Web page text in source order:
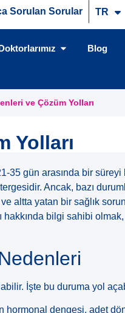
Sorulan Sorular TR
EN
Blog
ve Çözüm Yolları
Yolları
35 gün arasında bir
Ancak, bazı
altta yatan bir sağlık
bilgi sahibi olmak,
İşte bu duruma yol
hormonal dengesi, adet